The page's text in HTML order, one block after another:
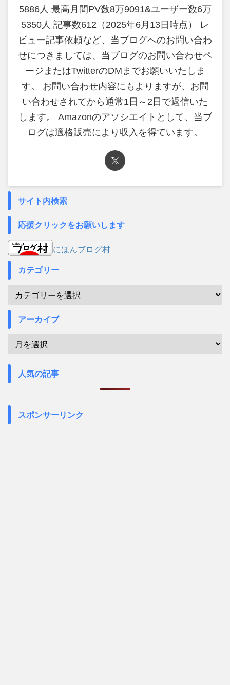
5886人 最高月間PV数8万9091&ユーザー数6万
5350人 記事数612（2025年6月13日時点） レ
ビュー記事依頼など、当ブログへのお問い合わ
せにつきましては、当ブログのお問い合わせペ
ージまたはTwitterのDMまでお願いいたしま
す。 お問い合わせ内容にもよりますが、お問
い合わせされてから通常1日～2日で返信いた
します。 Amazonのアソシエイトとして、当ブ
ログは適格販売により収入を得ています。
サイト内検索
応援クリックをお願いします
にほんブログ村
カテゴリー
アーカイブ
人気の記事
スポンサーリンク